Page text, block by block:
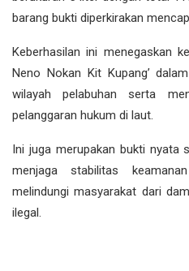
barang bukti diperkirakan
Keberhasilan ini menegaskan
Neno Nokan Kit Kupang’
wilayah pelabuhan serta
pelanggaran hukum di laut.
Ini juga merupakan bukti nyata
menjaga stabilitas
melindungi masyarakat dari
ilegal.